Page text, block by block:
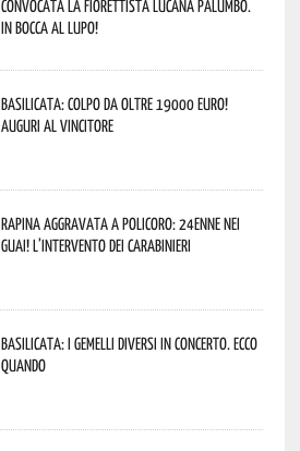
convocata la fiorettista lucana Palumbo.
In bocca al lupo!
Basilicata: colpo da oltre 19000 Euro!
Auguri al vincitore
Rapina aggravata a Policoro: 24enne nei
guai! L’intervento dei Carabinieri
Basilicata: i Gemelli DiVersi in concerto. Ecco
quando